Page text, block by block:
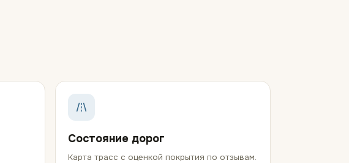
Состояние дорог
Карта трасс с оценкой покрытия по отзывам.